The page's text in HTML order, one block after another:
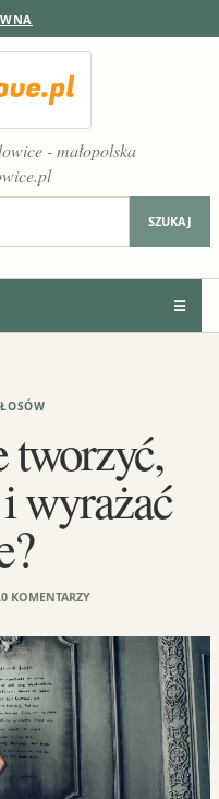
- małopolska
SZUKAJ
☰
tworzyć,
wyrażać
0 KOMENTARZY